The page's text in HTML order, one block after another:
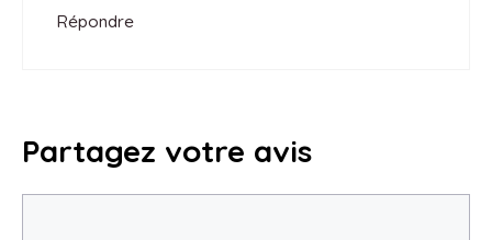
Répondre
Partagez votre avis